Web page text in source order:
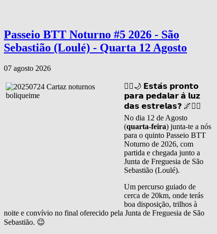
Passeio BTT Noturno #5 2026 - São
Sebastião (Loulé) - Quarta 12 Agosto
07 agosto 2026
🚴‍♂️🌙 𝗘𝘀𝘁𝗮́𝘀 𝗽𝗿𝗼𝗻𝘁𝗼
𝗽𝗮𝗿𝗮 𝗽𝗲𝗱𝗮𝗹𝗮𝗿 𝗮̀ 𝗹𝘂𝘇
𝗱𝗮𝘀 𝗲𝘀𝘁𝗿𝗲𝗹𝗮𝘀❓ 🌌🚴‍♀️
No dia 12 de Agosto
(quarta-feira) junta-te a nós
para o quinto Passeio BTT
Noturno de 2026, com
partida e chegada junto a
Junta de Freguesia de São
Sebastião (Loulé).
Um percurso guiado de
cerca de 20km, onde terás
boa disposição, trilhos à
noite e convívio no final oferecido pela Junta de Freguesia de São
Sebastião. 😉